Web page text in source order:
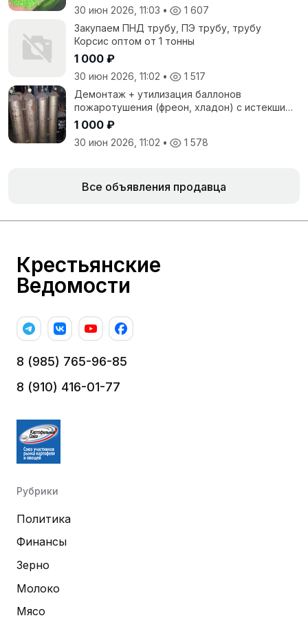
30 июн 2026, 11:03 •
1 607
Закупаем ПНД трубу, ПЭ трубу, трубу
Корсис оптом от 1 тонны
1 000 ₽
30 июн 2026, 11:02 •
1 517
Демонтаж + утилизация баллонов
пожаротушения (фреон, хладон) с истекшим
сроком
1 000 ₽
30 июн 2026, 11:02 • 1 578
Все объявления продавца
Крестьянские
Ведомости
8 (985) 765-96-85
8 (910) 416-01-77
Рубрики
Политика
Финансы
Зерно
Молоко
Мясо